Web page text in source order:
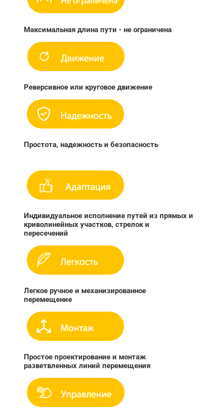
Максимальная длина пути - не ограничена
Реверсивное или круговое движение
Простота, надежность и безопасность
Индивидуальное исполнение путей из прямых и
криволинейных участков, стрелок и
пересечений
Легкое ручное и механизированное
перемещение
Простое проектирование и монтаж
разветвленных линий перемещения